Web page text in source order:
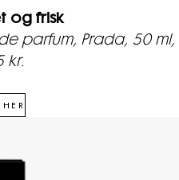
og frisk
parfum, Prada, 50 ml,
kr.